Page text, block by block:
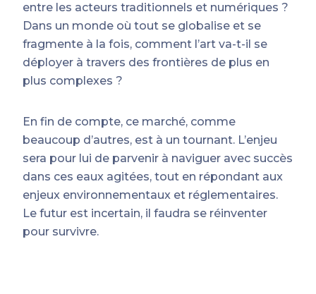
entre les acteurs traditionnels et numériques ?
Dans un monde où tout se globalise et se
fragmente à la fois, comment l’art va-t-il se
déployer à travers des frontières de plus en
plus complexes ?
En fin de compte, ce marché, comme
beaucoup d’autres, est à un tournant. L’enjeu
sera pour lui de parvenir à naviguer avec succès
dans ces eaux agitées, tout en répondant aux
enjeux environnementaux et réglementaires.
Le futur est incertain, il faudra se réinventer
pour survivre.